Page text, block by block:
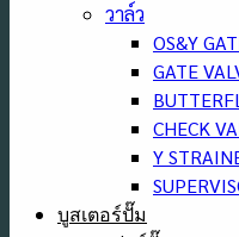
วาล์ว
OS&Y
GATE
CHECK
Y
บูสเตอร์ปั๊ม